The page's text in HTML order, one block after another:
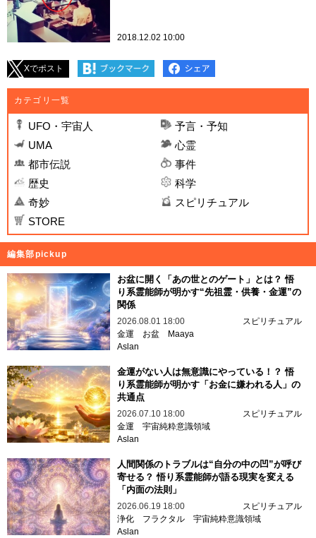
2018.12.02 10:00
Xでポスト
カテゴリ一覧
UFO・宇宙人
予言・予知
UMA
心霊
都市伝説
事件
歴史
科学
奇妙
スピリチュアル
STORE
編集部pickup
お盆に開く「あの世とのゲート」とは？ 悟
り系霊能師が明かす“先祖霊・供養・金運”の
関係
2026.08.01 18:00
スピリチュアル
金運
お盆
Maaya
Aslan
金運がない人は無意識にやっている！？ 悟
り系霊能師が明かす「お金に嫌われる人」の
共通点
2026.07.10 18:00
スピリチュアル
金運 宇宙純粋意識領域
Aslan
人間関係のトラブルは“自分の中の凹”が呼び
寄せる？ 悟り系霊能師が語る現実を変える
「内面の法則」
2026.06.19 18:00
スピリチュアル
浄化
フラクタル 宇宙純粋意識領域
Aslan